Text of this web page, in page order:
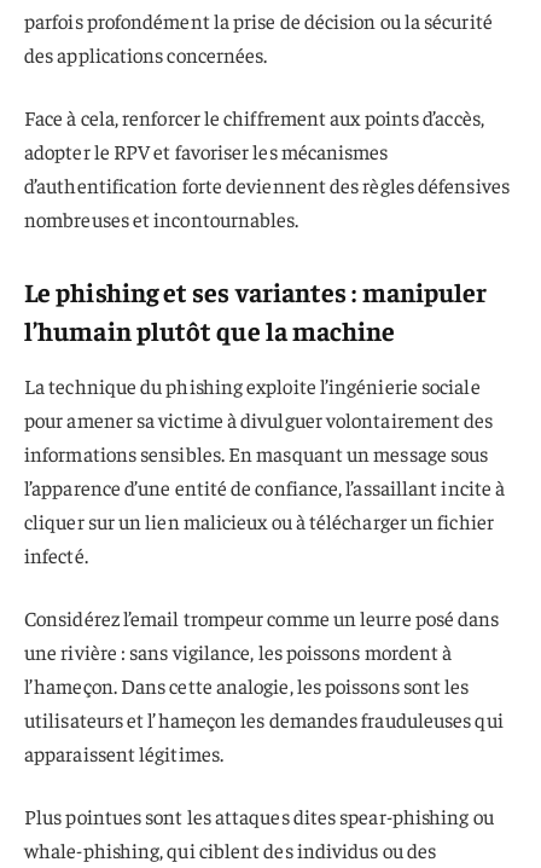
parfois profondément la prise de décision ou la sécurité
des applications concernées.
Face à cela, renforcer le chiffrement aux points d’accès,
adopter le RPV et favoriser les mécanismes
d’authentification forte deviennent des règles défensives
nombreuses et incontournables.
Le phishing et ses variantes : manipuler
l’humain plutôt que la machine
La technique du phishing exploite l’ingénierie sociale
pour amener sa victime à divulguer volontairement des
informations sensibles. En masquant un message sous
l’apparence d’une entité de confiance, l’assaillant incite à
cliquer sur un lien malicieux ou à télécharger un fichier
infecté.
Considérez l’email trompeur comme un leurre posé dans
une rivière : sans vigilance, les poissons mordent à
l’hameçon. Dans cette analogie, les poissons sont les
utilisateurs et l’hameçon les demandes frauduleuses qui
apparaissent légitimes.
Plus pointues sont les attaques dites spear-phishing ou
whale-phishing, qui ciblent des individus ou des